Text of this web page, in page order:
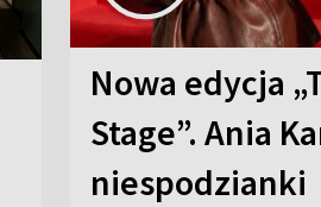
Nowa edycja
Stage”. Ania
niespodzianki